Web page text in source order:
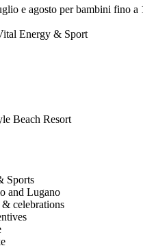
e agosto per bambini fino a
Energy & Sport
Beach Resort
Sports
and Lugano
celebrations